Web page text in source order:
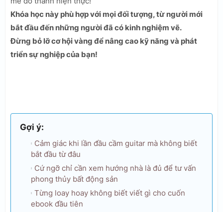
Khóa học này phù hợp với mọi đối tượng, từ người mới
bắt đầu đến những người đã có kinh nghiệm vẽ.
Đừng bỏ lỡ cơ hội vàng để nâng cao kỹ năng và phát
triển sự nghiệp của bạn!
Gợi ý:
Cảm giác khi lần đầu cầm guitar mà không biết
bắt đầu từ đâu
Cứ ngỡ chỉ cần xem hướng nhà là đủ để tư vấn
phong thủy bất động sản
Từng loay hoay không biết viết gì cho cuốn
ebook đầu tiên